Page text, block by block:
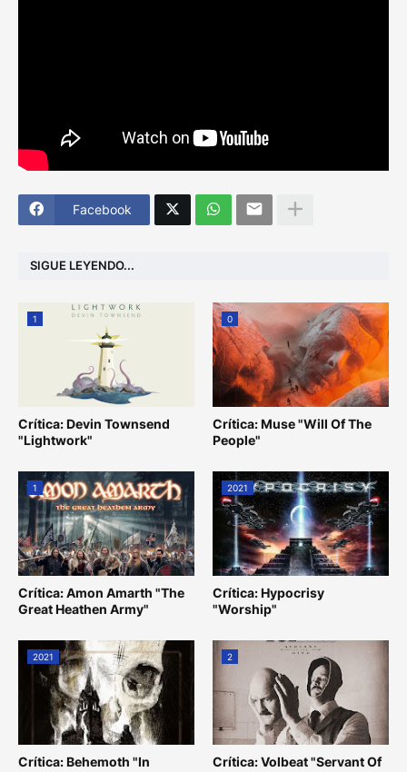
Facebook
SIGUE LEYENDO...
1
Crítica: Devin Townsend
"Lightwork"
0
Crítica: Muse "Will Of The
People"
1
Crítica: Amon Amarth "The
Great Heathen Army"
2021
Crítica: Hypocrisy
"Worship"
2021
Crítica: Behemoth "In
2
Crítica: Volbeat "Servant Of